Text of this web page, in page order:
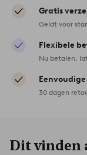
Gratis
Geldt voor
Flexibele
Nu betalen,
30 dagen
Dit vinden